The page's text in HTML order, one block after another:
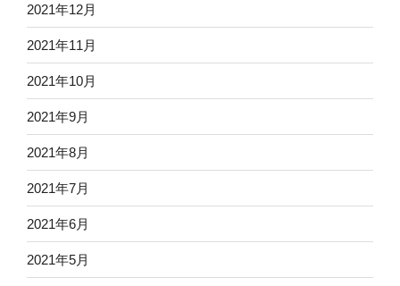
2021年12月
2021年11月
2021年10月
2021年9月
2021年8月
2021年7月
2021年6月
2021年5月